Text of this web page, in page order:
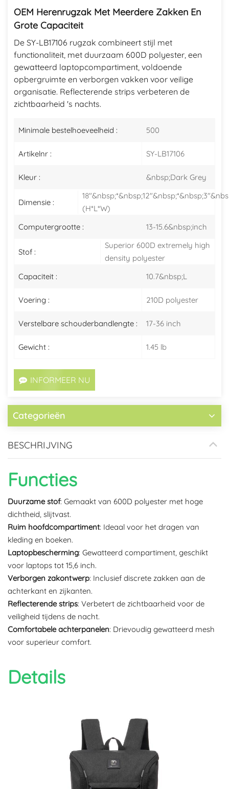
OEM Herenrugzak Met Meerdere Zakken En
Grote Capaciteit
De SY-LB17106 rugzak combineert stijl met
functionaliteit, met duurzaam 600D polyester, een
gewatteerd laptopcompartiment, voldoende
opbergruimte en verborgen vakken voor veilige
organisatie. Reflecterende strips verbeteren de
zichtbaarheid 's nachts.
Minimale bestelhoeveelheid : 500
Artikelnr : SY-LB17106
Kleur : &nbsp;Dark Grey
Dimensie :
(H*L*W)
Computergrootte :
13-15.6&nbsp;inch
Stof :
Superior 600D extremely high
density polyester
Capaciteit :
10.7&nbsp;L
Voering : 210D polyester
Verstelbare schouderbandlengte : 17-36 inch
Gewicht : 1.45 lb
INFORMEER NU
Categorieën
BESCHRIJVING
Functies
Duurzame stof: Gemaakt van 600D polyester met hoge
dichtheid, slijtvast.
Ruim hoofdcompartiment: Ideaal voor het dragen van
kleding en boeken.
Laptopbescherming: Gewatteerd compartiment, geschikt
voor laptops tot 15,6 inch.
Verborgen zakontwerp: Inclusief discrete zakken aan de
achterkant en zijkanten.
Reflecterende strips: Verbetert de zichtbaarheid voor de
veiligheid tijdens de nacht.
Comfortabele achterpanelen: Drievoudig gewatteerd mesh
voor superieur comfort.
Details